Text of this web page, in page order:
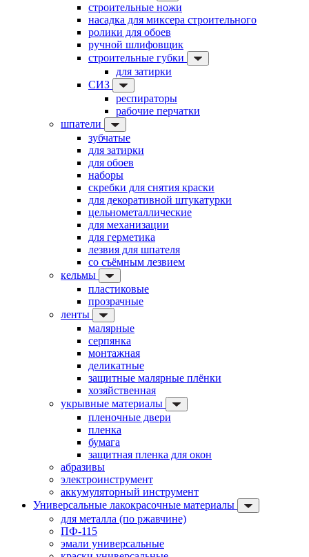
строительные ножи
насадка для миксера строительного
ролики для обоев
ручной шлифовщик
строительные губки
для затирки
СИЗ
респираторы
рабочие перчатки
шпатели
зубчатые
для затирки
для обоев
наборы
скребки для снятия краски
для декоративной штукатурки
цельнометаллические
для механизации
для герметика
лезвия для шпателя
со съёмным лезвием
кельмы
пластиковые
прозрачные
ленты
малярные
серпянка
монтажная
деликатные
защитные малярные плёнки
хозяйственная
укрывные материалы
пленочные двери
пленка
бумага
защитная пленка для окон
абразивы
электроинструмент
аккумуляторный инструмент
Универсальные лакокрасочные материалы
для металла (по ржавчине)
ПФ-115
эмали универсальные